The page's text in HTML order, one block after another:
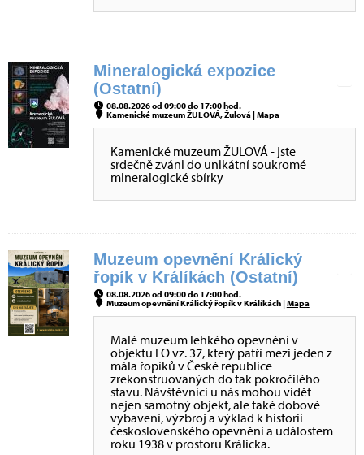
Mineralogická expozice
(Ostatní)
08.08.2026 od 09:00 do 17:00 hod.
Kamenické muzeum ŽULOVÁ, Žulová |Mapa
Kamenické muzeum ŽULOVÁ - jste
srdečně zváni do unikátní soukromé
mineralogické sbírky
Muzeum opevnění Králický
řopík v Králíkách (Ostatní)
08.08.2026 od 09:00 do 17:00 hod.
Muzeum opevnění Králický řopík v Králíkách |Mapa
Malé muzeum lehkého opevnění v
objektu LO vz. 37, který patří mezi jeden z
mála řopíků v České republice
zrekonstruovaných do tak pokročilého
stavu. Návštěvníci u nás mohou vidět
nejen samotný objekt, ale také dobové
vybavení, výzbroj a výklad k historii
československého opevnění a událostem
roku 1938 v prostoru Králicka.